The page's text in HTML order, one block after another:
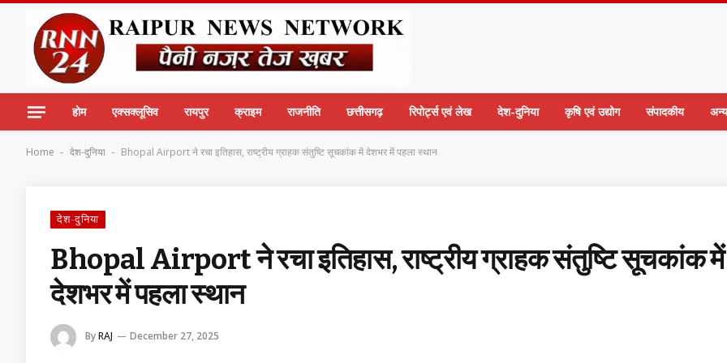
होम एक्सक्लूसिव रायपुर क्राइम राजनीति छत्तीसगढ़ रिपोर्ट्स एवं लेख देश-दुनिया कृषि एवं उद्योग संपादकीय अन्य
Home - देश-दुनिया - Bhopal Airport ने रचा इतिहास, राष्ट्रीय ग्राहक संतुष्टि सूचकांक में देशभर में पहला स्थान
देश-दुनिया
Bhopal Airport ने रचा इतिहास, राष्ट्रीय ग्राहक संतुष्टि सूचकांक में
देशभर में पहला स्थान
ByRAJ December 27, 2025